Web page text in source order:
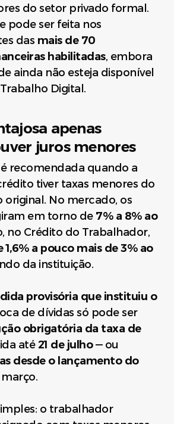
do setor privado formal.
pode ser feita nos
das mais de 70
habilitadas, embora
ainda não esteja disponível
Digital.
apenas
juros menores
recomendada quando a
tiver taxas menores do
No mercado, os
em torno de 7% a 8% ao
no Crédito do Trabalhador,
1,6% a pouco mais de 3% ao
da instituição.
provisória que instituiu o
de dívidas só pode ser
obrigatória da taxa de
até 21 de julho— ou
desde o lançamento do
março.
o trabalhador